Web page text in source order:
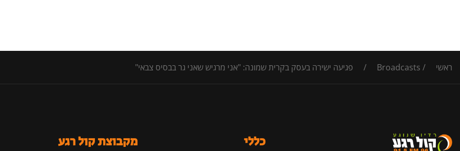
ראשי /
Broadcasts
/ פגיעה ישירה בעסק בקרית שמונה: "אני מרגיש שאני גר בבסיס צבאי"
כללי מקבוצת קול רגע